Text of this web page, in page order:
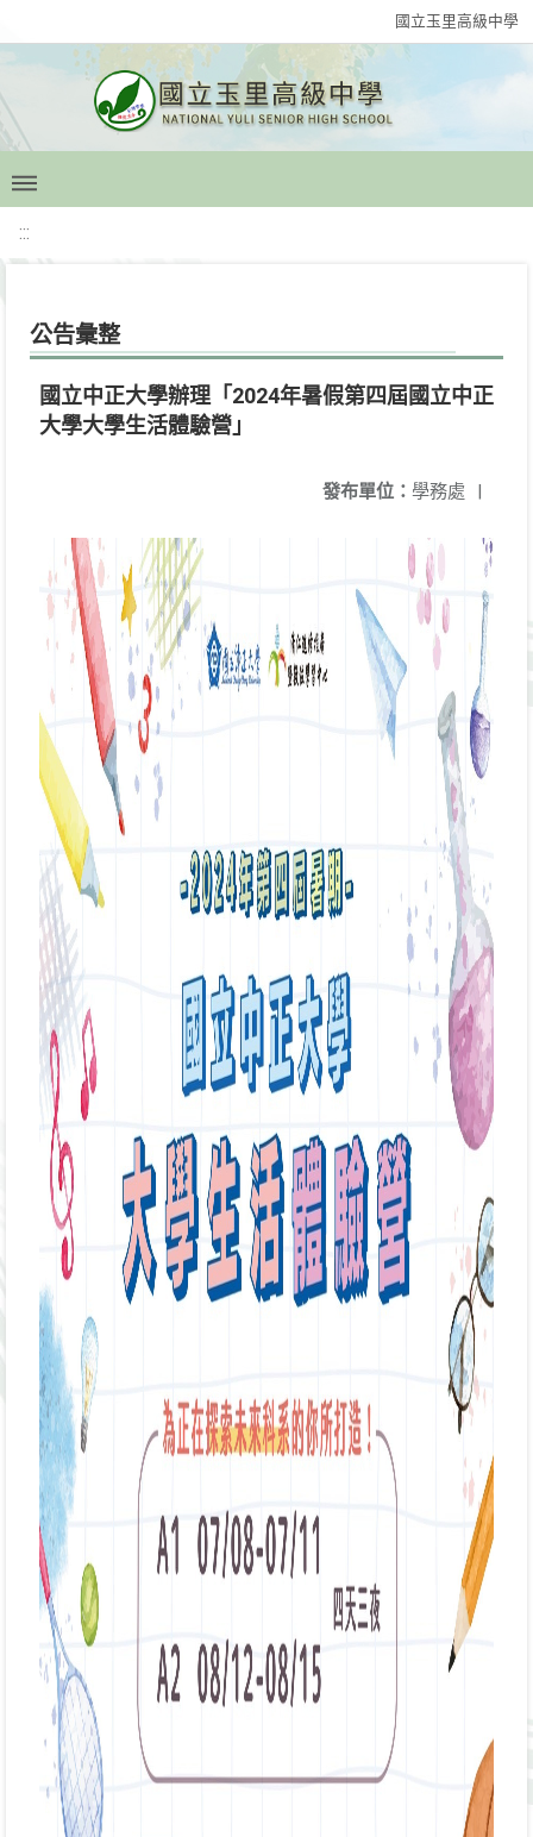
國立玉里高級中學
:::
公告彙整
國立中正大學辦理「2024年暑假第四屆國立中正
大學大學生活體驗營」
發布單位： 學務處 |